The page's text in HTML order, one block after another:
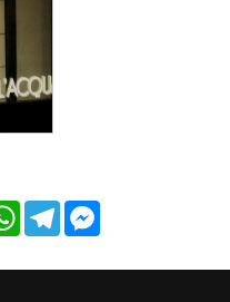
WhatsApp
Telegram